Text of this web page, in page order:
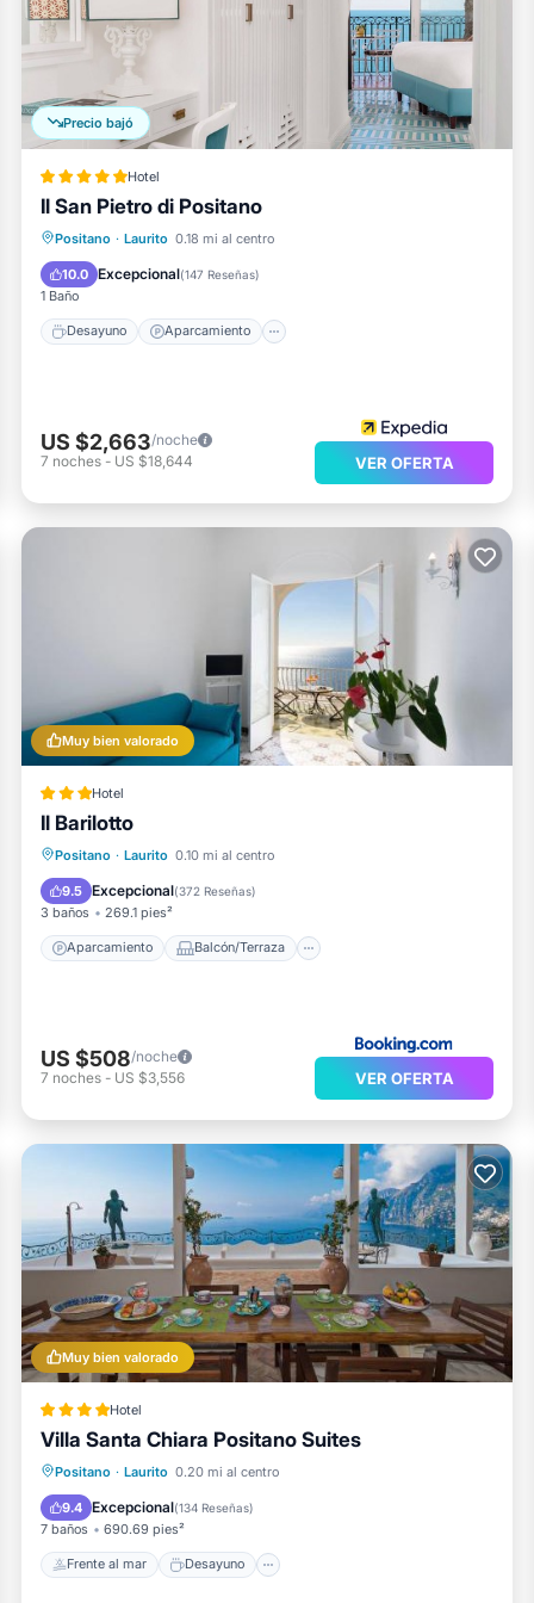
juegos de cama hipoalergénicos y tabla de planchar con
que se indican más abajo en las instalaciones o
Precio bajó
Hotel
Il San Pietro di Positano
Positano · Laurito 0.18 mi al centro
10.0 Excepcional(147 Reseñas)
1 Baño
Desayuno Aparcamiento
Desayuno Aparcamiento
Spa
US $2,663/noche
7 noches - US $18,644 VER OFERTA
Muy bien valorado
Hotel
Il Barilotto
Positano · Laurito 0.10 mi al centro
9.5 Excepcional(372 Reseñas)
3 baños 269.1 pies²
Aparcamiento Balcón/Terraza
Aparcamiento
Balcón/Terraza
Vistas
Aire acondicionado
US $508/noche
7 noches - US $3,556 VER OFERTA
Muy bien valorado
Hotel
Villa Santa Chiara Positano Suites
Positano · Laurito 0.20 mi al centro
9.4 Excepcional(134 Reseñas)
7 baños 690.69 pies²
Frente al mar Desayuno
Frente al mar
Desayuno
Aparcamiento